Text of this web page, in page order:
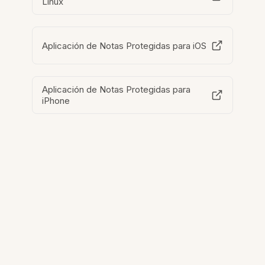
Aplicación de Notas Protegidas para iOS
Aplicación de Notas Protegidas para
iPhone